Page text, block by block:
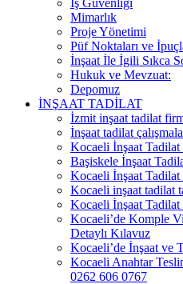
İş Güvenliği
Mimarlık
Proje Yönetimi
Püf Noktaları ve
İnşaat İle İgili Sıkca
Hukuk ve Mevzuat:
Depomuz
İNŞAAT TADİLAT
İzmit inşaat tadilat
İnşaat tadilat
Kocaeli İnşaat Tadilat
Başiskele İnşaat
Kocaeli İnşaat
Kocaeli inşaat tadilat
Kocaeli İnşaat Tadilat
Kocaeli’de Komple
Detaylı Kılavuz
Kocaeli’de İnşaat ve
Kocaeli Anahtar
0262 606 0767